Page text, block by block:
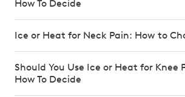
How To Decide
Ice or Heat for Neck Pain: How to
Should You Use Ice or Heat for Knee
How To Decide